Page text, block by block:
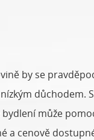
by se
důchodem.
může
cenově